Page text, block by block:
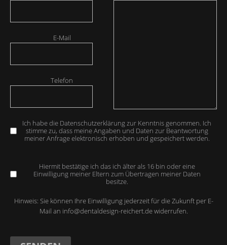
E-Mail
Telefon
Ich habe die Datenschutzerklärung zur Kenntnis genommen. Ich
stimme zu, dass meine Angaben und Daten zur Beantwortung
meiner Anfrage elektronisch erhoben und gespeichert werden.
Hiermit bestätige ich das ich älter als 16 bin oder eine
Einwilligung meiner Eltern zum Übertragen meiner Daten
besitze.
Hinweis: Sie können Ihre Einwilligung jederzeit für die Zukunft per E-
Mail an info@dentaldesign-reichert.dewiderrufen.